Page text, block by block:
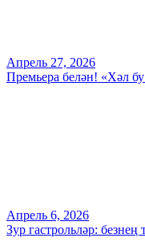
Апрель 27, 2026
Премьера белән! «Хәл
Апрель 6, 2026
Зур гастрольләр: